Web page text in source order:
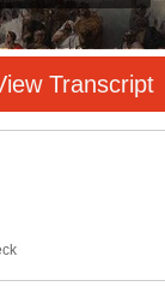
Transcript